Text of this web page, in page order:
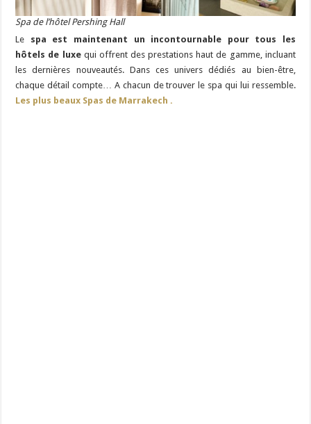
Spa de l’hôtel Pershing Hall
Le spa est maintenant un incontournable pour tous les
hôtels de luxe qui offrent des prestations haut de gamme, incluant
les dernières nouveautés. Dans ces univers dédiés au bien-être,
chaque détail compte… A chacun de trouver le spa qui lui ressemble.
Les plus beaux Spas de Marrakech .